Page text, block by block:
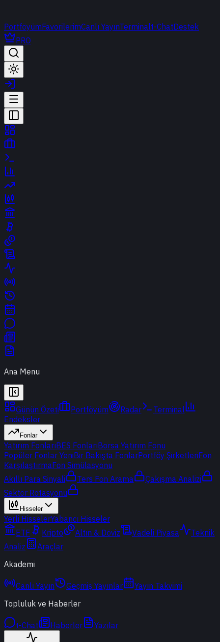
PortföyümFavorilerimCanlı YayınTerminalt-ChatDestek
PRO
Ana Menu
Günün Özeti Portföyüm Radar
Terminal
Endeksler
Fonlar
Yatırım FonlarıBES FonlarıBorsa Yatırım Fonu
Popüler Fonlar YeniBir Bakışta FonlarPortföy ŞirketleriFon
KarşılaştırmaFon Simülasyonu
Akıllı Para Sinyali
Ters Fon Arama
Çakışma Analizi
Sektör Rotasyonu
Hisseler
Yerli HisselerYabancı Hisseler
ETF
Kripto Altın & Döviz Vadeli Piyasa
Teknik
Analiz
Araçlar
Akademi
Canlı Yayın Geçmiş Yayınlar
Yayın Takvimi
Topluluk ve Haberler
t-Chat Haberler Yazılar